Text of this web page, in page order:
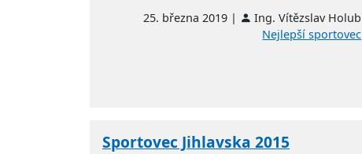
25. března 2019 |
Ing. Vítězslav Holub
Nejlepší sportovec
Sportovec Jihlavska 2015